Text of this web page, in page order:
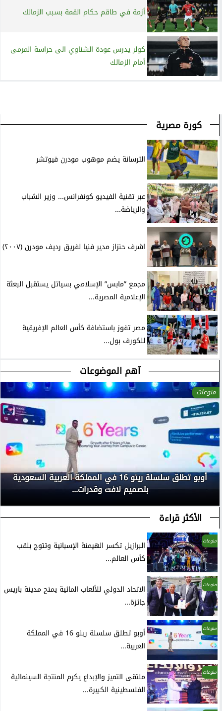
أزمة في طاقم حكام القمة بسبب الزمالك
كولر يدرس عودة الشناوي الى حراسة المرمى
أمام الزمالك
كورة مصرية
الترسانة يضم موهوب مودرن فيوتشر
عبر تقنية الفيديو كونفرانس... وزير الشباب
والرياضة...
اشرف حنزاز مدير فنيا لفريق رديف مودرن (٢٠٠٧)
مجمع ”مابس” الإسلامي بسياتل يستقبل البعثة
الإعلامية المصرية...
مصر تفوز باستضافة كأس العالم الإفريقية
للكورف بول...
آهم الموضوعات
منوعات
أوبو تطلق سلسلة رينو 16 في المملكة العربية السعودية
بتصميم لافت وقدرات...
الأكثر قراءة
منوعات
البرازيل تكسر الهيمنة الإسبانية وتتوج بلقب
كأس العالم...
منوعات
الاتحاد الدولي للألعاب المائية يمنح مدينة باريس
جائزة...
منوعات
أوبو تطلق سلسلة رينو 16 في المملكة
العربية...
منوعات
ملتقى التميز والإبداع يكرم المنتجة السينمائية
الفلسطينية الكبيرة...